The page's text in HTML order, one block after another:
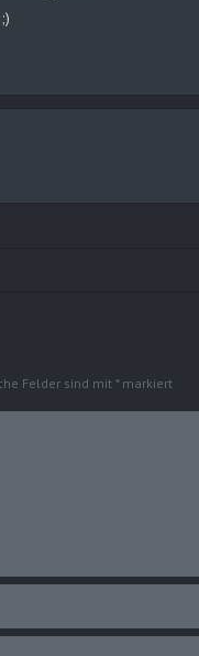
Felder sind mit*markiert